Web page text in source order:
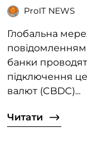
ProIT NEWS
Глобальна
банки
підключення
валют (CBDC)...
Читати